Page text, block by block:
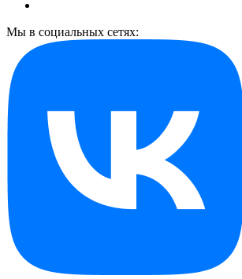
Мы в социальных сетях: